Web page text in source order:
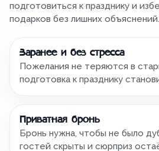
подготовиться к празднику и
подарков без лишних объяснений.
Заранее и без стресса
Пожелания не теряются в
подготовка к празднику
Приватная бронь
Бронь нужна, чтобы не было
гостей скрыты и сюрприз